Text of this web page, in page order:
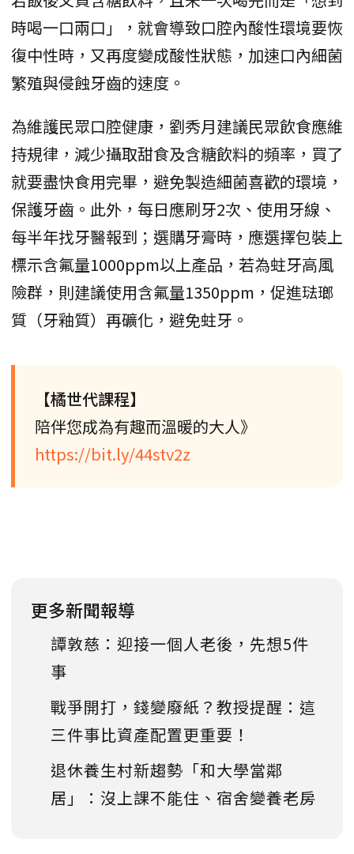
時喝一口兩口」，就會導致口腔內酸性環境要恢
復中性時，又再度變成酸性狀態，加速口內細菌
繁殖與侵蝕牙齒的速度。
為維護民眾口腔健康，劉秀月建議民眾飲食應維
持規律，減少攝取甜食及含糖飲料的頻率，買了
就要盡快食用完畢，避免製造細菌喜歡的環境，
保護牙齒。此外，每日應刷牙2次、使用牙線、
每半年找牙醫報到；選購牙膏時，應選擇包裝上
標示含氟量1000ppm以上產品，若為蛀牙高風
險群，則建議使用含氟量1350ppm，促進琺瑯
質（牙釉質）再礦化，避免蛀牙。
【橘世代課程】
陪伴您成為有趣而溫暖的大人》
https://bit.ly/44stv2z
更多新聞報導
譚敦慈：迎接一個人老後，先想5件
事
戰爭開打，錢變廢紙？教授提醒：這
三件事比資產配置更重要！
退休養生村新趨勢「和大學當鄰
居」：沒上課不能住、宿舍變養老房